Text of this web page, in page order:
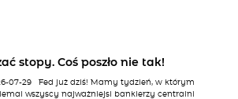
stopy. Coś poszło nie tak!
07-29 Fed już dziś! Mamy tydzień, w którym
wszyscy najważniejsi bankierzy centralni